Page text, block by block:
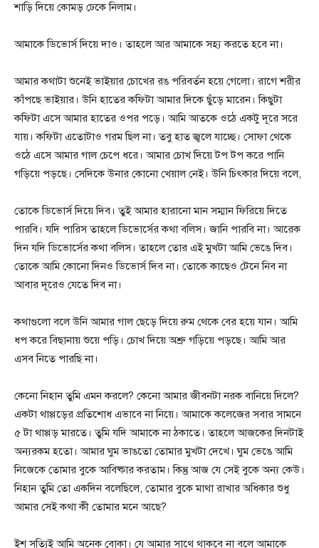
শাড়ি দিয়ে কোমড় ঢেকে নিলাম।
আমাকে ডিভোর্স দিয়ে দাও। তাহলে আর আমাকে সহ্য করতে হবে না।
আমার কথাটা শুনেই ভাইয়ার চোখের রঙ পরিবর্তন হয়ে গেলো। রাগে শরীর
কাঁপছে ভাইয়ার। উনি হাতের কফিটা আমার দিকে ছুঁড়ে মারেন। কিছুটা
কফিটা এসে আমার হাতের ওপর পড়ে। আমি আতকে ওঠে একটু দূরে সরে
যায়। কফিটা এতোটাও গরম ছিল না। তবু হাত জ্বলে যাচ্ছে। সোফা থেকে
ওঠে এসে আমার গাল চেপে ধরে। আমার চোখ দিয়ে টপ টপ করে পানি
গড়িয়ে পড়ছে। সেদিকে উনার কোনো খেয়াল নেই। উনি চিৎকার দিয়ে বলে,
তোকে ডিভোর্স দিয়ে দিব। তুই আমার হারানো মান সম্মান ফিরিয়ে দিতে
পারবি। যদি পারিস তাহলে ডিভোর্সের কথা বলিস। জানি পারবি না। আরেক
দিন যদি ডিভোর্সের কথা বলিস। তাহলে তোর এই মুখটা আমি ভেঙে দিব।
তোকে আমি কোনো দিনও ডিভোর্স দিব না। তোকে কাছেও টেনে নিব না
আবার দূরেও যেতে দিব না।
কথাগুলো বলে উনি আমার গাল ছেড়ে দিয়ে রুম থেকে বের হয়ে যান। আমি
ধপ করে বিছানায় শুয়ে পড়ি। চোখ দিয়ে অশ্রু গড়িয়ে পড়ছে। আমি আর
এসব নিতে পারছি না।
কেনো নিহান তুমি এমন করলে? কেনো আমার জীবনটা নরক বানিয়ে দিলে?
একটা থাপ্পড়ের প্রতিশোধ এভাবে না নিয়ে। আমাকে কলেজের সবার সামনে
৫ টা থাপ্পড় মারতে। তুমি যদি আমাকে না ঠকাতে। তাহলে আজকের দিনটাই
অন্যরকম হতো। আমার ঘুম ভাঙতো তোমার মুখটা দেখে। ঘুম ভেঙে আমি
নিজেকে তোমার বুকে আবিষ্কার করতাম। কিন্তু আজ যে সেই বুকে অন্য কেউ।
নিহান তুমি তো একদিন বলেছিলে, তোমার বুকে মাথা রাখার অধিকার শুধু
আমার সেই কথা কী তোমার মনে আছে?
ইশ সত্যিই আমি অনেক বোকা। যে আমার সাথে থাকবে না বলে আমাকে